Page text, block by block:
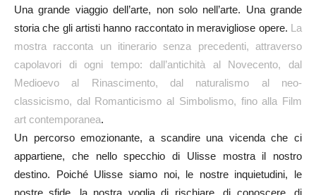
Una grande viaggio dell’arte, non solo nell’arte. Una grande
storia che gli artisti hanno raccontato in meravigliose opere. La
mostra racconta un itinerario senza precedenti, attraverso
capolavori di ogni tempo: dall’antichità al Novecento, dal
Medioevo al Rinascimento, dal naturalismo al neo-
classicismo, dal Romanticismo al Simbolismo, fino alla Film
art contemporanea.
Un percorso emozionante, a scandire una vicenda che ci
appartiene, che nello specchio di Ulisse mostra il nostro
destino. Poiché Ulisse siamo noi, le nostre inquietudini, le
nostre sfide, la nostra voglia di rischiare, di conoscere, di